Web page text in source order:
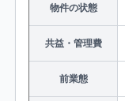
物件の状態
共益・管理費
前業態